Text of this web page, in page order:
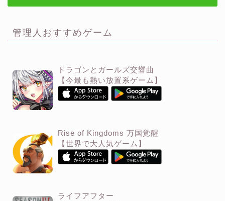
管理人おすすめゲーム
ドラゴンとガールズ交響曲
【今最も熱い放置系ゲーム】
Rise of Kingdoms 万国覚醒
【世界で大人気ゲーム】
ライフアフター